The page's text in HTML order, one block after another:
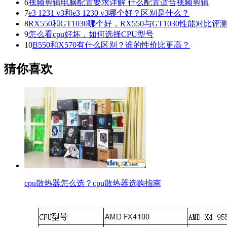
6视频剪辑电脑配置要求详解 什么配置适合视频剪辑
7e3 1231 v3和e3 1230 v3哪个好？区别是什么？
8RX550和GT1030哪个好，RX550与GT1030性能对比评
9怎么看cpu好坏，如何选择CPU型号
10B550和X570有什么区别？谁的性价比更高？
猜你喜欢
cpu散热器怎么选？cpu散热器选购指南